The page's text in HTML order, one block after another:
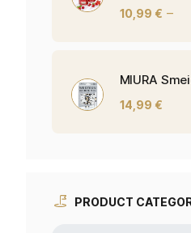
10,99 € –
MIURA
14,99 €
PRODUCT